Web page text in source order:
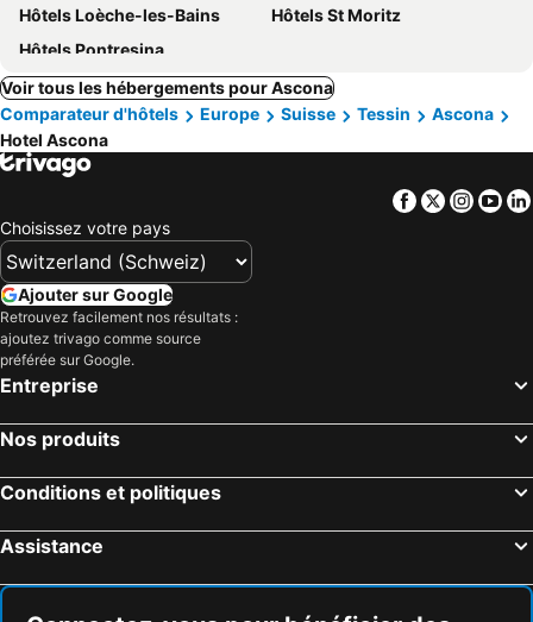
Hôtels Loèche-les-Bains
Hôtels St Moritz
Hôtels Pontresina
Voir tous les hébergements pour Ascona
Comparateur d'hôtels
Europe Suisse Tessin
Ascona
Hotel Ascona
Facebook
Twitter
Choisissez votre pays
Ajouter sur Google
Retrouvez facilement nos résultats :
ajoutez trivago comme source
préférée sur Google.
Entreprise
Nos produits
Conditions et politiques
Assistance